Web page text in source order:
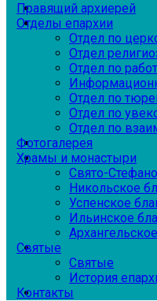
Правящий архиерей
Отделы епархии
Отдел по
Отдел
Отдел по
Отдел по
Отдел по
Отдел по
Фотогалерея
Храмы и монастыри
Свято-
Никольское
Успенское
Ильинское
Святые
Святые
История
Контакты